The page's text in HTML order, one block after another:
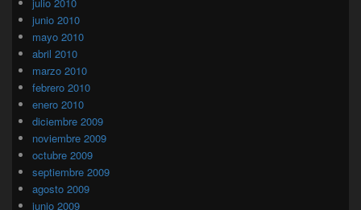
junio 2010
mayo 2010
abril 2010
marzo 2010
febrero 2010
enero 2010
diciembre 2009
noviembre 2009
octubre 2009
septiembre 2009
agosto 2009
junio 2009